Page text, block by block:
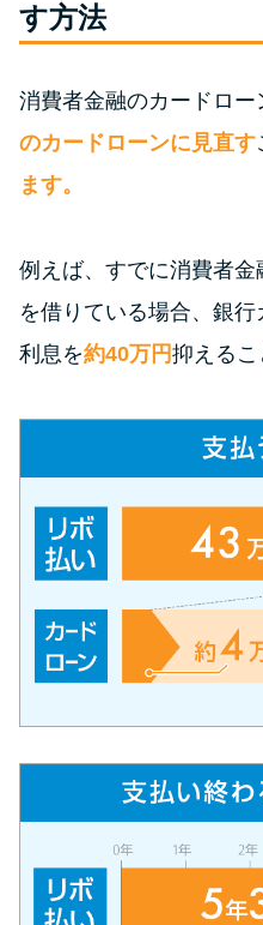
その他コラム
処法3つ
家賃払
街金と
に悩む
い理由
質屋で
やシス
較
未成年
学生が
る？
学生が
す方法
消費者金融のカードロー
のカードローンに見直す
ます。
例えば、すでに消費者
を借りている場合、銀行
利息を約40万円抑えるこ